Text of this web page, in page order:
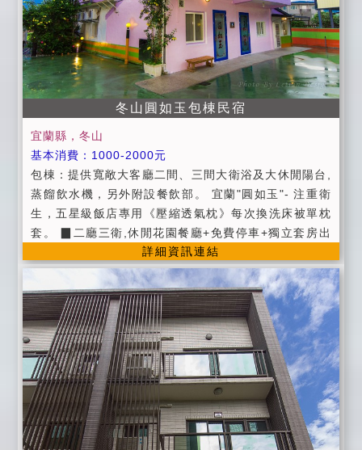
7:00前) ‧ 提供代辦服務(服務項目) ‧ 代辦半日或一日
旅遊規劃 ‧ 代辦汽、機車租借 ‧ 代訂傳統藝術中心、
童玩節門票 ‧ 代訂宜蘭名產
冬山圓如玉包棟民宿
宜蘭縣，冬山
基本消費：1000-2000元
包棟：提供寬敞大客廳二間、三間大衛浴及大休閒陽台,
蒸餾飲水機，另外附設餐飲部。 宜蘭"圓如玉"- 注重衛
生，五星級飯店專用《壓縮透氣枕》每次換洗床被單枕
套。 ▉二廳三衛,休閒花園餐廳+免費停車+獨立套房出
入自由+魚池觀景平台區+生態蓮花池及烤肉區 ▉有免費
wiFi ▉平日：週日~週四 ▉假日：週五、週六及連續假
日 ▉原價：農曆春節假期 ▉包棟：假日加床1人600, 平
日加床1人500元 ▉訂房規則 ●進房時間為下午3點半以
後 ●退房時間為上午11點以前。 ●訂房時間：9：00~2
2：00 ▉住宿當日客房保留到晚上9點，如果會晚到請事
先通知我們，我們會為您保留房間。 ▉屋內全面禁煙、
並嚴禁使用瓦斯器具，以免發生危險敬請房客務必配
合。
詳細資訊連結